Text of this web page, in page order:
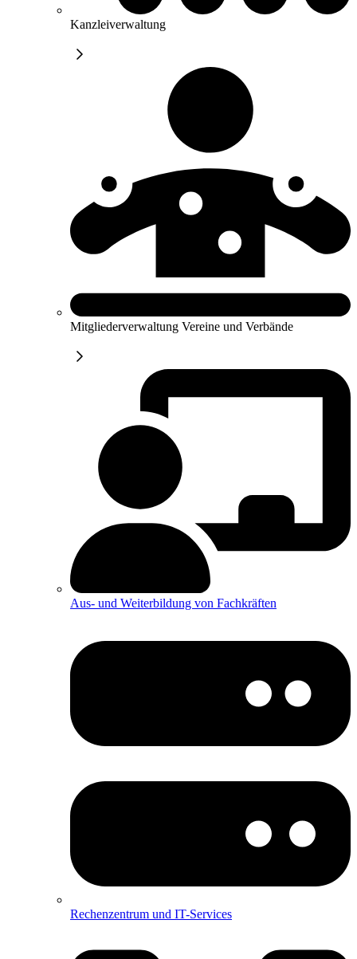
Kanzleiverwaltung
Mitgliederverwaltung Vereine und Verbände
Aus- und Weiterbildung von Fachkräften
Rechenzentrum und IT-Services